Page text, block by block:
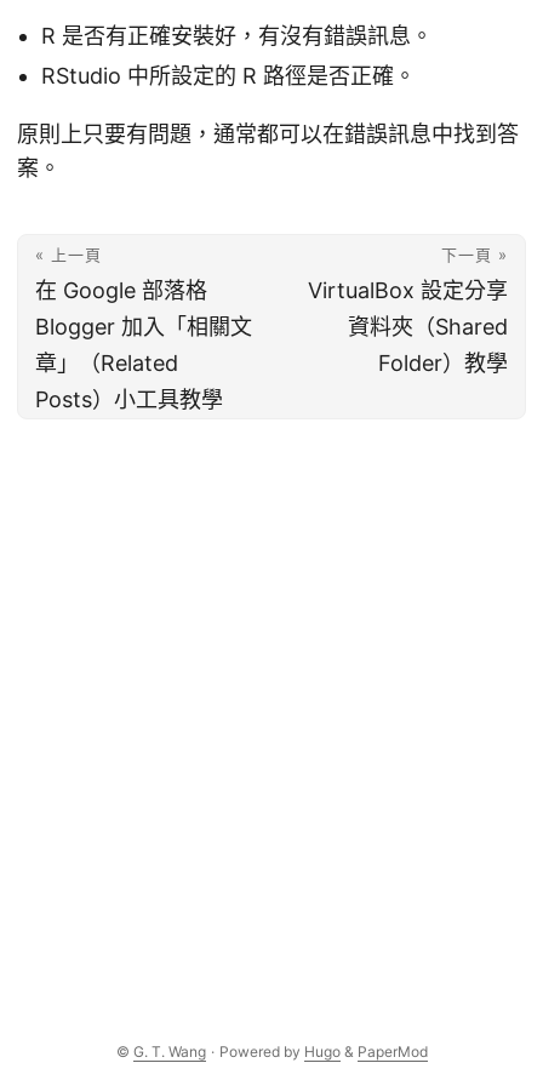
R 是否有正確安裝好，有沒有錯誤訊息。
RStudio 中所設定的 R 路徑是否正確。
原則上只要有問題，通常都可以在錯誤訊息中找到答
案。
« 上一頁
在 Google 部落格
Blogger 加入「相關文
章」（Related
Posts）小工具教學
下一頁 »
VirtualBox 設定分享
資料夾（Shared
Folder）教學
© G. T. Wang · Powered by Hugo& PaperMod